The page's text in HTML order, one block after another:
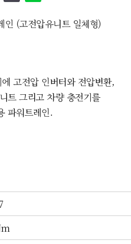
인 (고전압유니트 일체형)
고전압 인버터와 전압변환,
트 그리고 차량 충전기를
파워트레인.